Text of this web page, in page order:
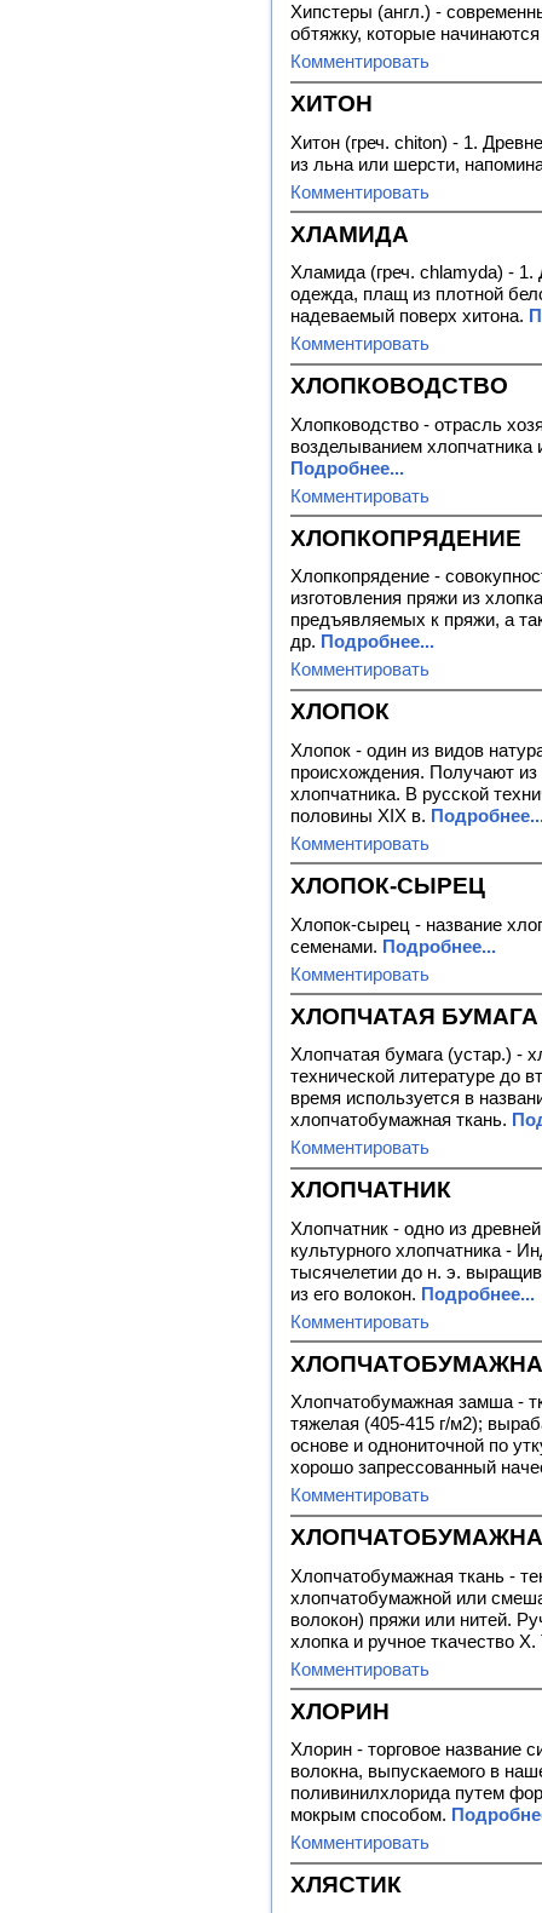
Хипстеры (англ.) -
обтяжку, которые
Комментировать
ХИТОН
Хитон (греч. chiton) - 1.
из льна или шерсти,
Комментировать
ХЛАМИДА
Хламида (греч. chlamyda) - 1.
одежда, плащ из плотной
надеваемый поверх хитона.
Комментировать
ХЛОПКОВОДСТВО
Хлопководство - отрасль
возделыванием
Подробнее...
Комментировать
ХЛОПКОПРЯДЕНИЕ
Хлопкопрядение -
изготовления пряжи из
предъявляемых к пряжи, а
др. Подробнее...
Комментировать
ХЛОПОК
Хлопок - один из видов
происхождения. Получают
хлопчатника. В русской
половины XIX в.
Комментировать
ХЛОПОК-СЫРЕЦ
Хлопок-сырец - название
семенами. Подробнее...
Комментировать
ХЛОПЧАТАЯ БУМАГА
Хлопчатая бумага (устар.) -
технической литературе до
время используется в
хлопчатобумажная ткань.
Комментировать
ХЛОПЧАТНИК
Хлопчатник - одно из
культурного хлопчатника -
тысячелетии до н. э.
из его волокон. Подробнее...
Комментировать
Хлопчатобумажная замша -
тяжелая (405-415 г/м2);
основе и однониточной по
хорошо запрессованный
Комментировать
Хлопчатобумажная ткань -
хлопчатобумажной или
волокон) пряжи или нитей.
хлопка и ручное ткачество
Комментировать
ХЛОРИН
Хлорин - торговое название
волокна, выпускаемого в
поливинилхлорида путем
мокрым способом.
Комментировать
ХЛЯСТИК